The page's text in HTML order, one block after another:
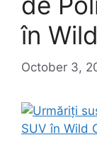
în
October 3,